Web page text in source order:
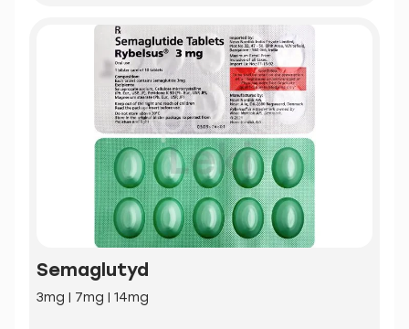
Semaglutyd
3mg | 7mg | 14mg